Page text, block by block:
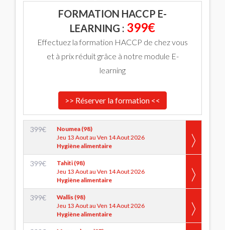
FORMATION HACCP E-
LEARNING : 399€
Effectuez la formation HACCP de chez vous
et à prix réduit grâce à notre module E-
learning
>> Réserver la formation <<
399€
Noumea (98)
Jeu 13 Aout au Ven 14 Aout 2026
Hygiène alimentaire
399€
Tahiti (98)
Jeu 13 Aout au Ven 14 Aout 2026
Hygiène alimentaire
399€
Wallis (98)
Jeu 13 Aout au Ven 14 Aout 2026
Hygiène alimentaire